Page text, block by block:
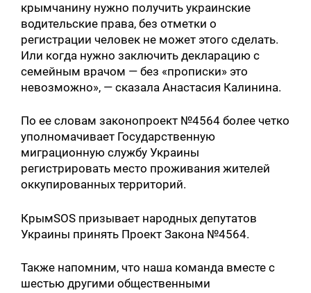
крымчанину нужно получить украинские
водительские права, без отметки о
регистрации человек не может этого сделать.
Или когда нужно заключить декларацию с
семейным врачом — без «прописки» это
невозможно», — сказала Анастасия Калинина.
По ее словам законопроект №4564 более четко
уполномачивает Государственную
миграционную службу Украины
регистрировать место проживания жителей
оккупированных территорий.
КрымSOS призывает народных депутатов
Украины принять Проект Закона №4564.
Также напомним, что наша команда вместе с
шестью другими общественными